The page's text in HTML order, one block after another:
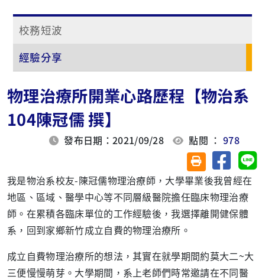
校務短波
經驗分享
物理治療所開業心路歷程【物治系
104陳冠儒 撰】
發布日期：2021/09/28 點閱 ：978
友善列印(另開視
分享至
我是物治系校友-陳冠儒物理治療師，大學畢業後我曾經在
地區、區域、醫學中心等不同層級醫院擔任臨床物理治療
師。在累積各臨床單位的工作經驗後，我選擇離開健保體
系，回到家鄉新竹成立自費的物理治療所。
成立自費物理治療所的想法，其實在就學期間約莫大二~大
三便慢慢萌芽。大學期間，系上老師們時常邀請在不同醫